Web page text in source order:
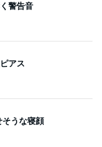
警告音
アス
そうな寝顔